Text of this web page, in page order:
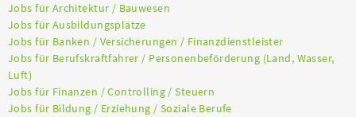
Jobs für Architektur / Bauwesen
Jobs für Ausbildungsplätze
Jobs für Banken / Versicherungen / Finanzdienstleister
Jobs für Berufskraftfahrer / Personenbeförderung (Land, Wasser,
Luft)
Jobs für Finanzen / Controlling / Steuern
Jobs für Bildung / Erziehung / Soziale Berufe